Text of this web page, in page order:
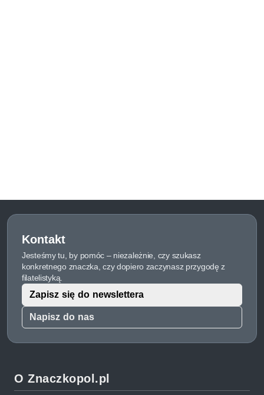
Kontakt
Jesteśmy tu, by pomóc – niezależnie, czy szukasz
konkretnego znaczka, czy dopiero zaczynasz przygodę z
filatelistyką.
Napisz do nas
Zapisz się do newslettera
O Znaczkopol.pl